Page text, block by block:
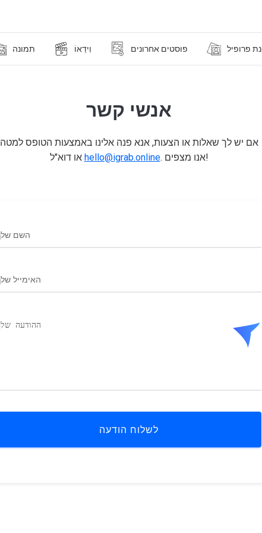
תמונה וִידֵאוֹ פוסטים אחרונים פרופיל
אנשי קשר
אם יש לך שאלות או הצעות, אנא פנה אלינו באמצעות הטופס למטה
או דוא"ל hello@igrab.online . אנו מצפים!
לשלוח הודעה